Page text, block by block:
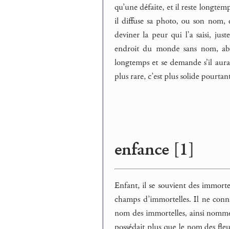
qu’une défaite, et il reste
il diffuse sa photo, ou son nom,
deviner la peur qui l’a saisi,
endroit du monde sans nom,
longtemps et se demande s’il
plus rare, c’est plus solide
enfance [1]
Enfant, il se souvient des
champs d’immortelles. Il ne
nom des immortelles, ainsi